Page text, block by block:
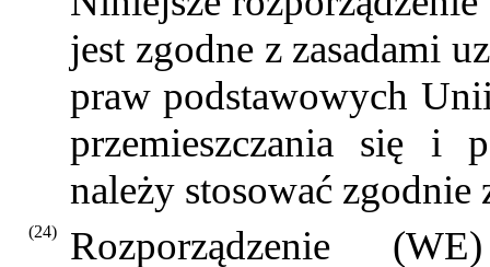
jest zgodne z zasadami
praw podstawowych
przemieszczania się i
należy stosować
(24) Rozporządzenie